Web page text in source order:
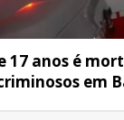
17 anos é
em